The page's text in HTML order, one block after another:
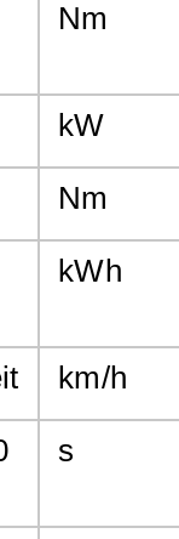
Nm
kW
Nm
kWh
km/h
s